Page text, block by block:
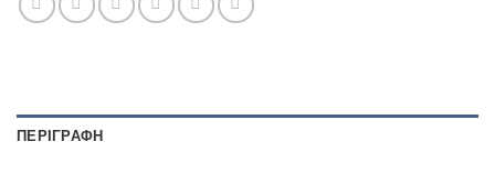
ΠΕΡΙΓΡΑΦΗ